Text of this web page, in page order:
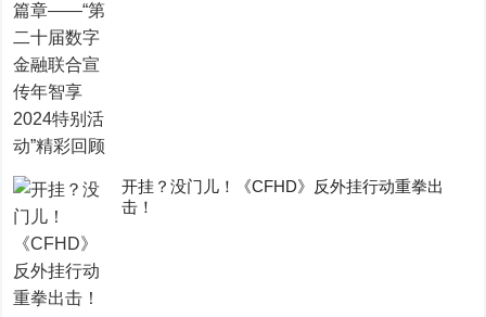
开挂？没门儿！《CFHD》反外挂行动重拳出
击！